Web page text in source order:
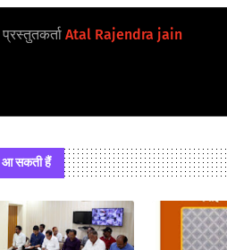
प्रस्तुतकर्ता Atal Rajendra jain
आ सकती हैं